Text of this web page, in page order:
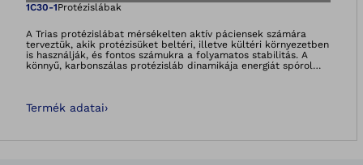
Megnyitja a
1C30-1Protézislábak
A Trias protézislábat mérsékelten aktív páciensek számára
terveztük, akik protézisüket beltéri, illetve kültéri környezetben
is használják, és fontos számukra a folyamatos stabilitás. A
könnyű, karbonszálas protézisláb dinamikája energiát spórol
az Ottobock egyik legnépszerűbb termékévé. Akár otthon van,
alapja.
Termék adatai›